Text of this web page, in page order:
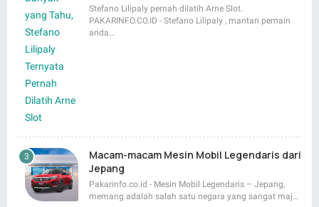
Stefano Lilipaly pernah dilatih Arne Slot.
PAKARINFO.CO.ID - Stefano Lilipaly , mantan pemain
anda…
Macam-macam Mesin Mobil Legendaris dari
Jepang
Pakarinfo.co.id - Mesin Mobil Legendaris – Jepang,
memang adalah salah satu negara yang sangat maj…